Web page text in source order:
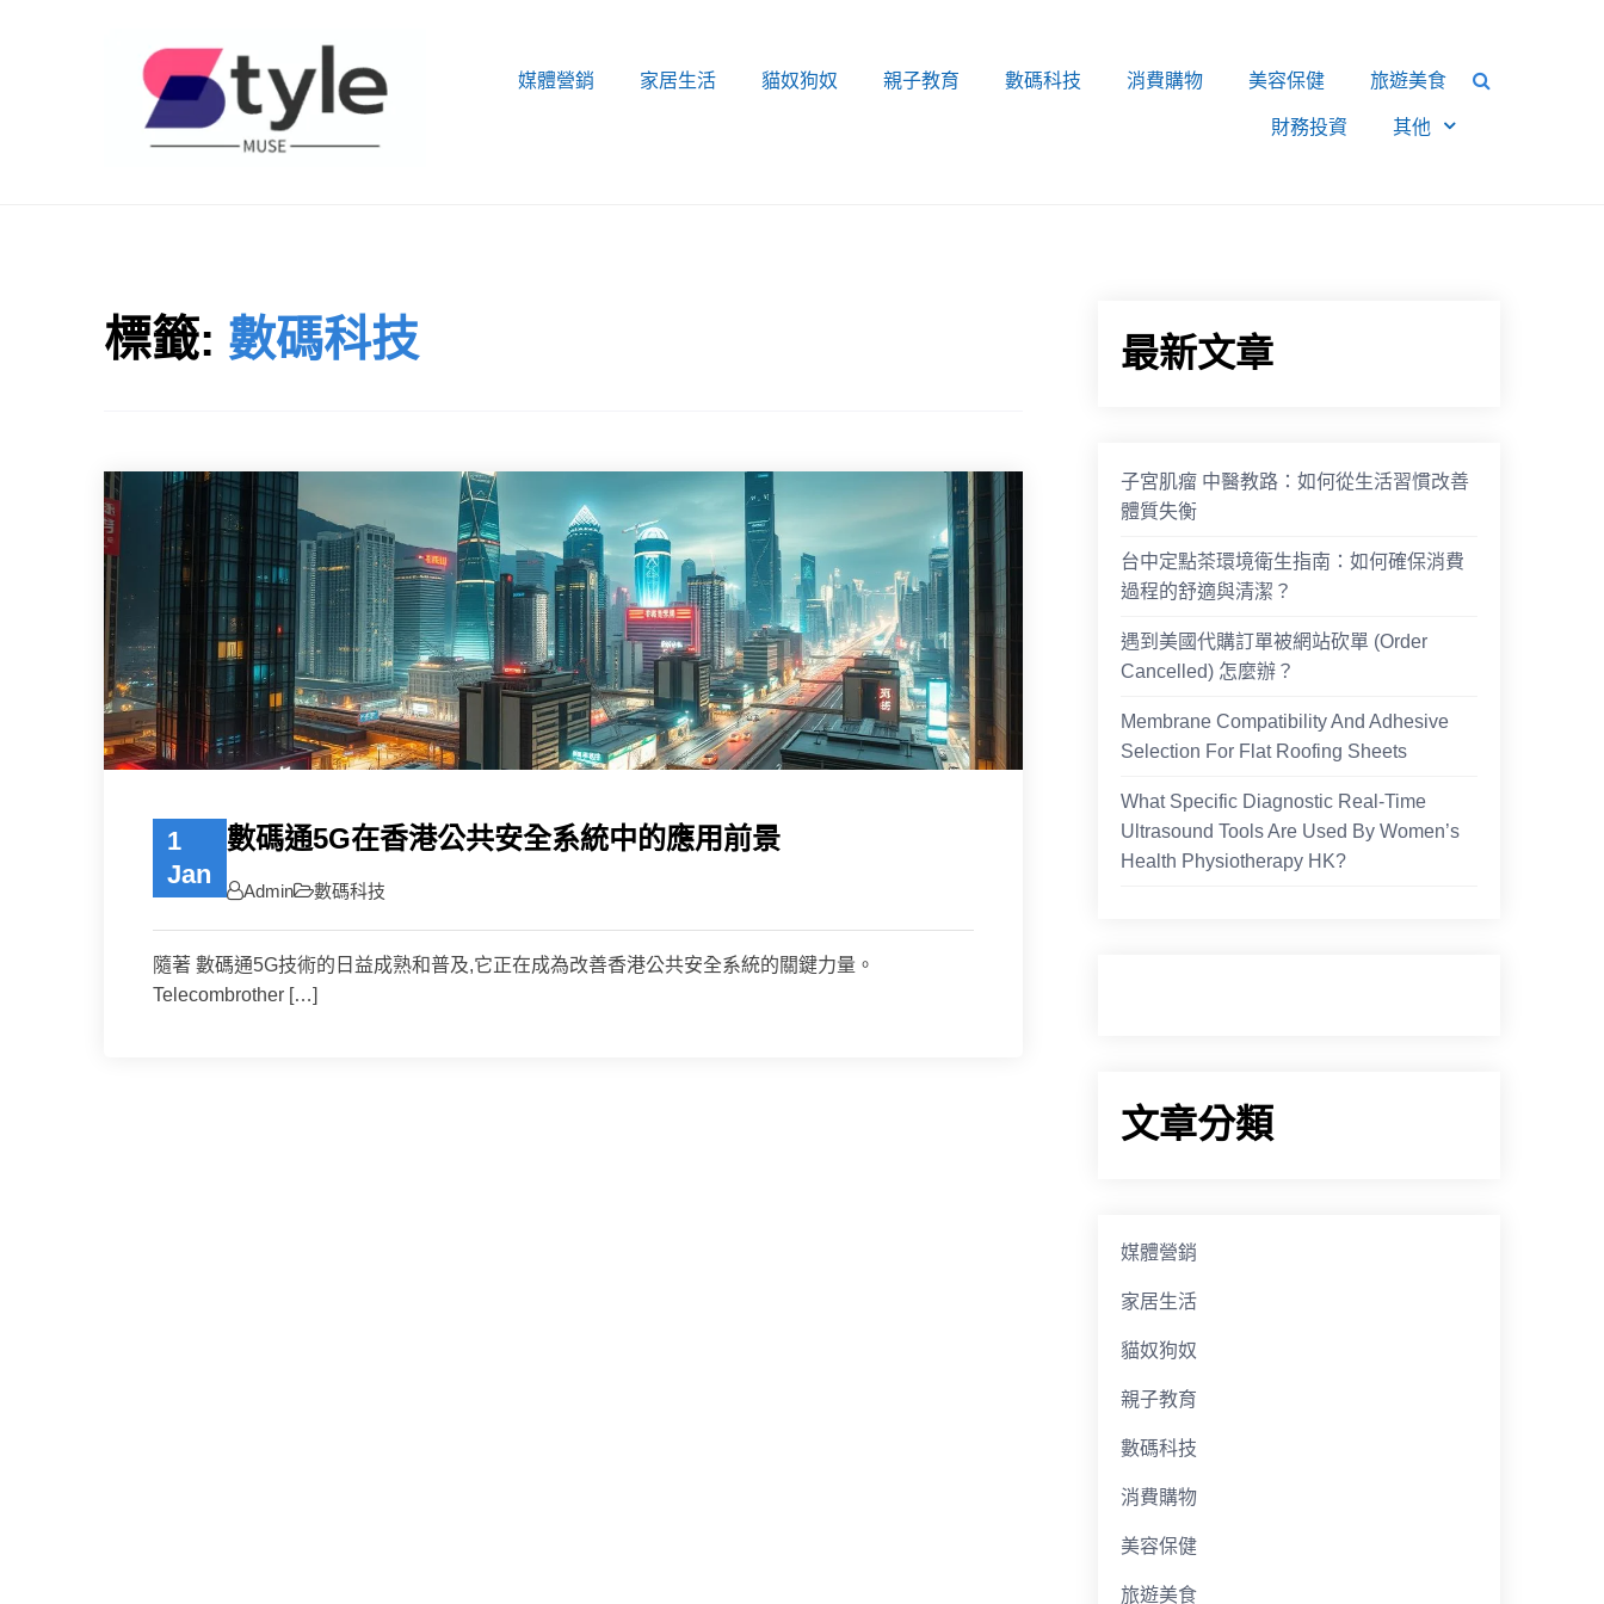
媒體營銷 家居生活 貓奴狗奴 親子教育 數碼科技 消費購物 美容保健 旅遊美食
財務投資 其他
標籤: 數碼科技
1
Jan
數碼通5G在香港公共安全系統中的應用前景
Admin 數碼科技
隨著 數碼通5G技術的日益成熟和普及,它正在成為改善香港公共安全系統的關鍵力量。
Telecombrother […]
最新文章
子宮肌瘤 中醫教路：如何從生活習慣改善
體質失衡
台中定點茶環境衛生指南：如何確保消費
過程的舒適與清潔？
遇到美國代購訂單被網站砍單 (Order
Cancelled) 怎麼辦？
Membrane Compatibility And Adhesive
Selection For Flat Roofing Sheets
What Specific Diagnostic Real-Time
Ultrasound Tools Are Used By Women’s
Health Physiotherapy HK?
文章分類
媒體營銷
家居生活
貓奴狗奴
親子教育
數碼科技
消費購物
美容保健
旅遊美食